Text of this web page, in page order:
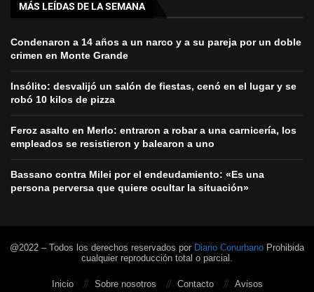
MÁS LEÍDAS DE LA SEMANA
Condenaron a 14 años a un narco y a su pareja por un doble
crimen en Monte Grande
Insólito: desvalijó un salón de fiestas, cenó en el lugar y se
robó 10 kilos de pizza
Feroz asalto en Merlo: entraron a robar a una carnicería, los
empleados se resistieron y balearon a uno
Bassano contra Milei por el endeudamiento: «Es una
persona perversa que quiere ocultar la situación»
@2022 – Todos los derechos reservados por Diario Conurbano Prohibida
cualquier reproducción total o parcial.
Inicio Sobre nosotros Contacto Avisos